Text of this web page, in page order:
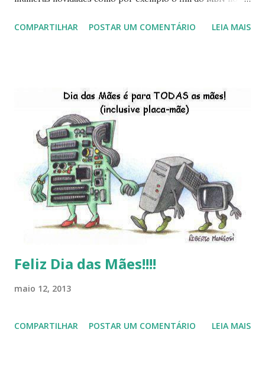
do Kaiana que será lançada em 2013, distro nacional , a
do LibreOffice , o IX Latinoware, a Microsoft boicotando o
Linux (como sempre), o lançamento do Windows 8 e a sua
baixa taxa de adesão pelos usuários, entre out ros. Gostaria
de desejar a todos Boas Festas e que em 2013 possamos
estar juntos novamente. Feliz Natal!!!! F eli z 2013 a todos!!!
COMPARTILHAR POSTAR UM COMENTÁRIO LEIA MAIS
Feliz Dia das Mães!!!!
maio 12, 2013
COMPARTILHAR POSTAR UM COMENTÁRIO LEIA MAIS